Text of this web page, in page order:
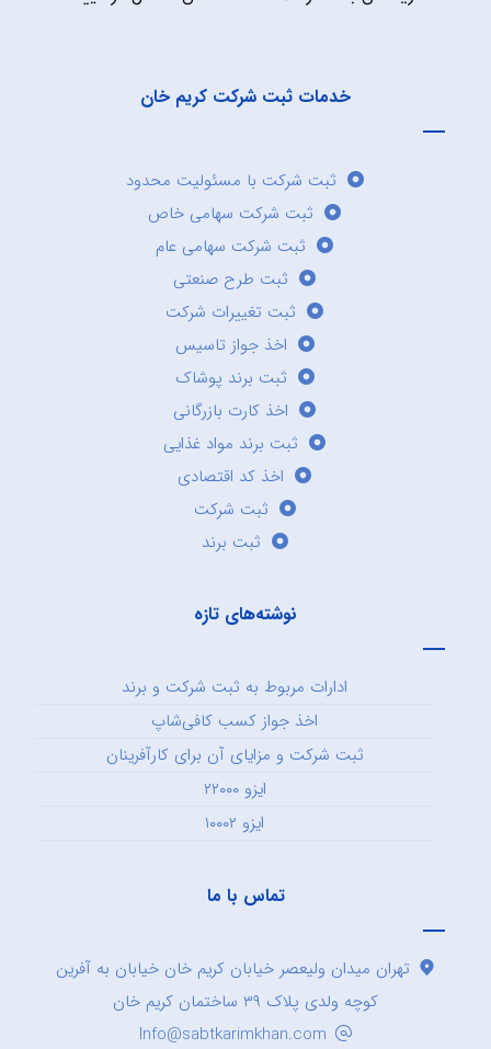
خدمات ثبت شرکت کریم خان
ثبت شرکت با مسئولیت محدود
ثبت شرکت سهامی خاص
ثبت شرکت سهامی عام
ثبت طرح صنعتی
ثبت تغییرات شرکت
اخذ جواز تاسیس
ثبت برند پوشاک
اخذ کارت بازرگانی
ثبت برند مواد غذایی
اخذ کد اقتصادی
ثبت شرکت
ثبت برند
نوشته‌های تازه
ادارات مربوط به ثبت شرکت و برند
اخذ جواز کسب کافی‌شاپ
ثبت شرکت و مزایای آن برای کارآفرینان
ایزو ۲۲۰۰۰
ایزو ۱۰۰۰۲
تماس با ما
تهران میدان ولیعصر خیابان کریم خان خیابان به آفرین
کوچه ولدی پلاک ۳۹ ساختمان کریم خان
Info@sabtkarimkhan.com